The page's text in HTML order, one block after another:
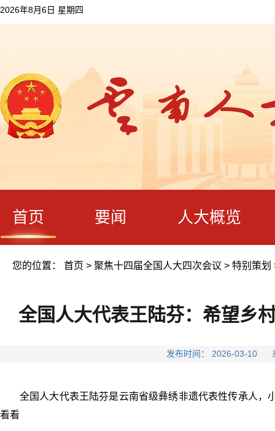
2026年8月6日 星期四
首页 要闻 人大概览
您的位置： 首页 > 聚焦十四届全国人大四次会议 > 特别策划
全国人大代表王陆芬：希望乡
发布时间： 2026-03-10
全国人大代表王陆芬是云南省级彝绣非遗代表性传承人，
看看